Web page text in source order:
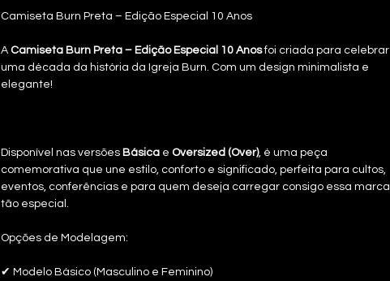
Camiseta Burn Preta – Edição Especial 10 Anos
A Camiseta Burn Preta – Edição Especial 10 Anosfoi criada para celebrar
uma década da história da Igreja Burn. Com um design minimalista e
elegante!
Disponível nas versões Básica e Oversized (Over), é uma peça
comemorativa que une estilo, conforto e significado, perfeita para cultos,
eventos, conferências e para quem deseja carregar consigo essa marca
tão especial.
Opções de Modelagem:
✔ Modelo Básico (Masculino e Feminino)